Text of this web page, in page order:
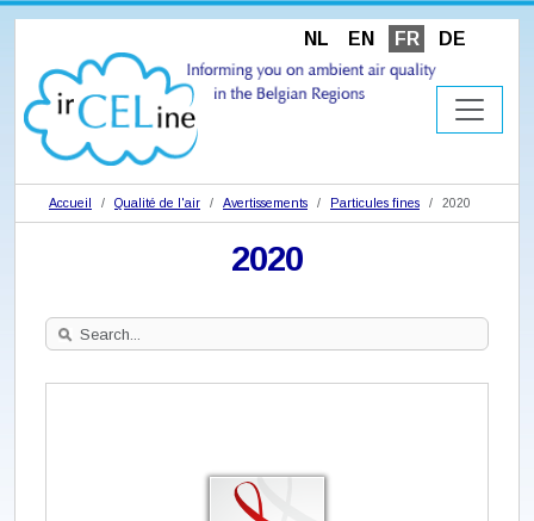
NL EN FR DE
Accueil Qualité de l'air Avertissements Particules fines 2020
2020
Search
Site